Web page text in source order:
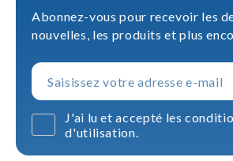
Abonnez-vous pour recevoir les
nouvelles, les produits et plus
J'ai lu et accepté les
d'utilisation.